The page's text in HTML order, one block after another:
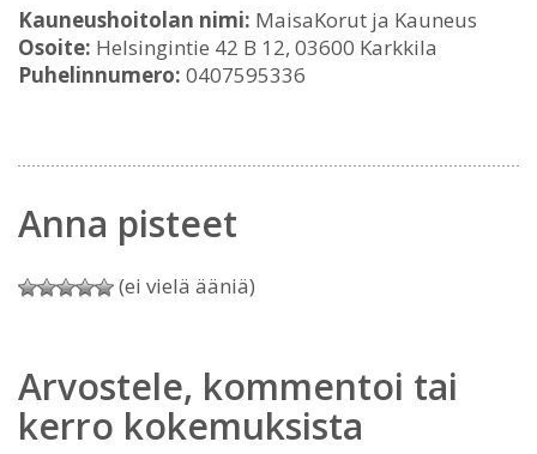
Kauneushoitolan nimi: MaisaKorut ja Kauneus
Osoite: Helsingintie 42 B 12, 03600 Karkkila
Puhelinnumero: 0407595336
Anna pisteet
(ei vielä ääniä)
Arvostele, kommentoi tai
kerro kokemuksista